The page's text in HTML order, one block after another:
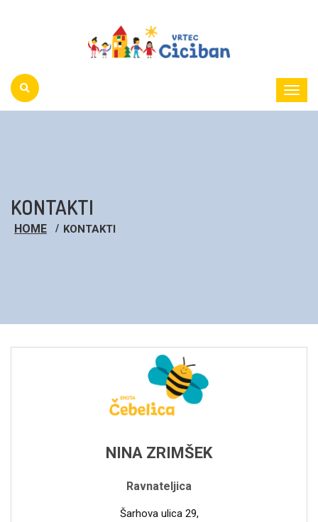
KONTAKTI
HOME KONTAKTI
NINA ZRIMŠEK
Ravnateljica
Šarhova ulica 29,